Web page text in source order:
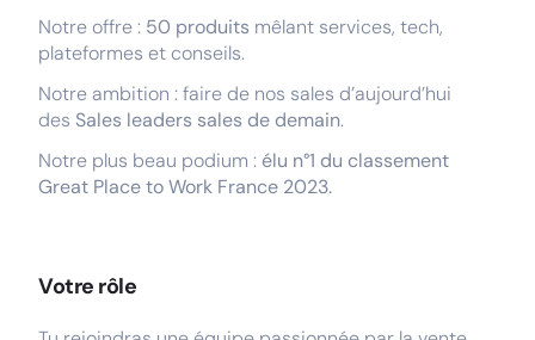
Notre offre : 50 produits mêlant services, tech,
plateformes et conseils.
Notre ambition : faire de nos sales d’aujourd’hui
des Sales leaders sales de demain.
Notre plus beau podium : élu n°1 du classement
Great Place to Work France 2023.
Votre rôle